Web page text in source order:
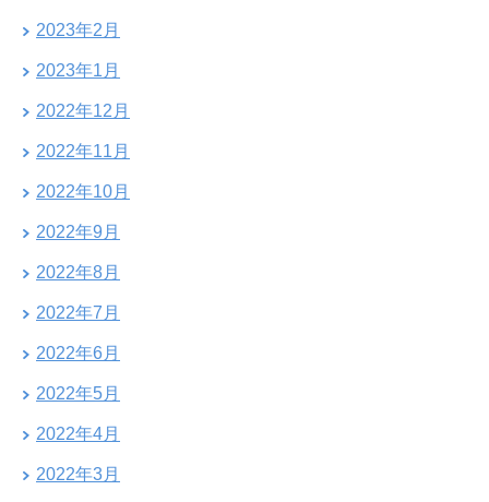
2023年2月
2023年1月
2022年12月
2022年11月
2022年10月
2022年9月
2022年8月
2022年7月
2022年6月
2022年5月
2022年4月
2022年3月